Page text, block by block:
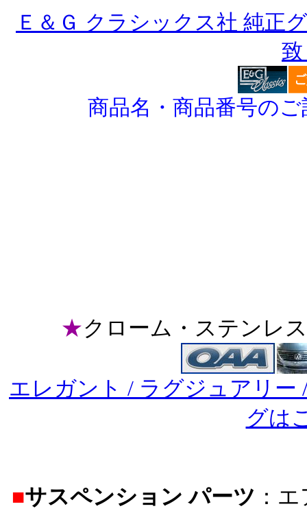
Ｅ＆Ｇ クラシックス社 純正
商品名・商品番号の
★クローム・ステンレ
エレガント / ラグジュアリ
グは
■サスペンション パーツ ：